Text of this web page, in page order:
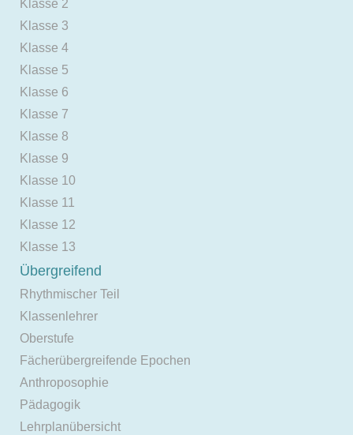
Klasse 2
Klasse 3
Klasse 4
Klasse 5
Klasse 6
Klasse 7
Klasse 8
Klasse 9
Klasse 10
Klasse 11
Klasse 12
Klasse 13
Übergreifend
Rhythmischer Teil
Klassenlehrer
Oberstufe
Fächerübergreifende Epochen
Anthroposophie
Pädagogik
Lehrplanübersicht